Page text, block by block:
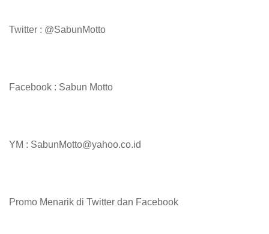
Twitter : @SabunMotto
Facebook : Sabun Motto
YM : SabunMotto@yahoo.co.id
Promo Menarik di Twitter dan Facebook